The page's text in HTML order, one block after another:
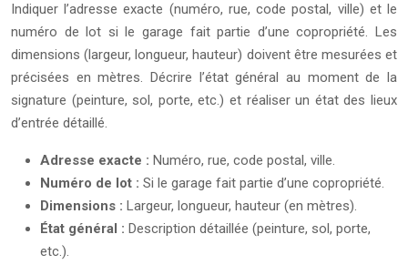
Indiquer l’adresse exacte (numéro, rue, code postal, ville) et le
numéro de lot si le garage fait partie d’une copropriété. Les
dimensions (largeur, longueur, hauteur) doivent être mesurées et
précisées en mètres. Décrire l’état général au moment de la
signature (peinture, sol, porte, etc.) et réaliser un état des lieux
d’entrée détaillé.
Adresse exacte : Numéro, rue, code postal, ville.
Numéro de lot : Si le garage fait partie d’une copropriété.
Dimensions : Largeur, longueur, hauteur (en mètres).
État général : Description détaillée (peinture, sol, porte,
etc.).